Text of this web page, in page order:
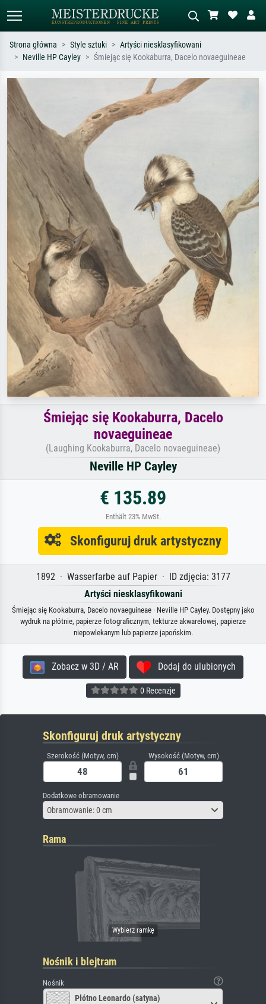
Szukaj wg artysty, tytułu lub stylu – np.
impresjonizm, fala Hokusaia, akt.
Opisz scenę – np. zielona łąka,
abstrakcja z czerwienią, ciemny olej,
stojący akt obok drzewa.
Strona główna Style sztuki
Artyści niesklasyfikowani
Neville HP Cayley
Śmiejąc się Kookaburra, Dacelo novaeguineae
Śmiejąc się Kookaburra, Dacelo
novaeguineae
(Laughing Kookaburra, Dacelo novaeguineae)
Neville HP Cayley
€ 135.89
Enthält 23% MwSt.
Skonfiguruj druk artystyczny
1892 · Wasserfarbe auf Papier · ID zdjęcia: 3177
Artyści niesklasyfikowani
Śmiejąc się Kookaburra, Dacelo novaeguineae · Neville HP Cayley. Dostępny jako
wydruk na płótnie, papierze fotograficznym, tekturze akwarelowej, papierze
niepowlekanym lub papierze japońskim.
Zobacz w 3D / AR Dodaj do ulubionych
0 Recenzje
Skonfiguruj druk artystyczny
Szerokość (Motyw, cm) Wysokość (Motyw, cm)
Dodatkowe obramowanie
Obramowanie: 0 cm
Rama
Nośnik i blejtram
Nośnik
Płótno Leonardo (satyna)